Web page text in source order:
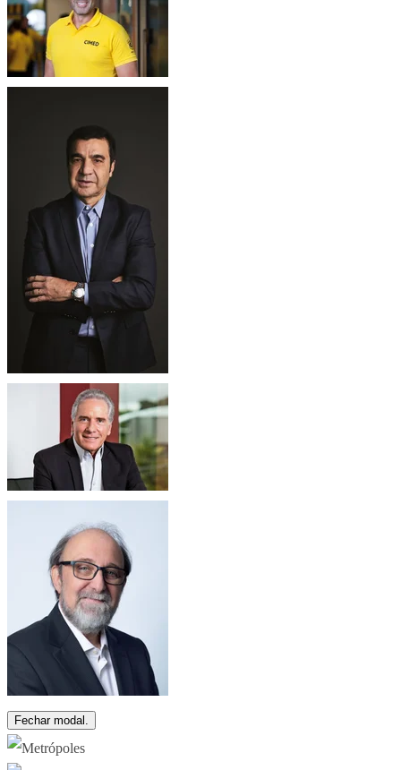
Fechar modal.